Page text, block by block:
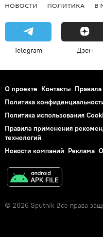
НОВОСТИ ПОЛИТИКА В
Telegram Дзен
О проекте Контакты
Политика
Политика использования
Правила применения
технологий
Новости компаний Реклама
© 2026 Sputnik Все права